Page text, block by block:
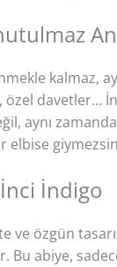
kalmaz,
davetler…
aynı
İndigo
ve özgün
Bu abiye,